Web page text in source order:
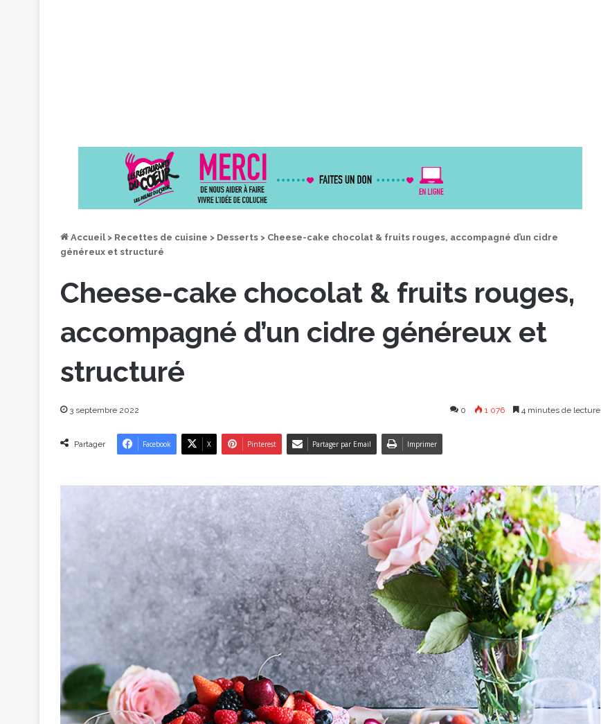
Accueil > Recettes de cuisine > Desserts > Cheese-cake chocolat & fruits rouges, accompagné d’un cidre
généreux et structuré
Cheese-cake chocolat & fruits rouges,
accompagné d’un cidre généreux et
structuré
3 septembre 2022 0 1 076 4 minutes de lecture
Partager Facebook X Pinterest Partager par Email Imprimer